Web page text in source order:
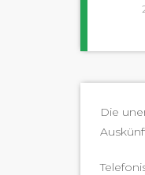
Die